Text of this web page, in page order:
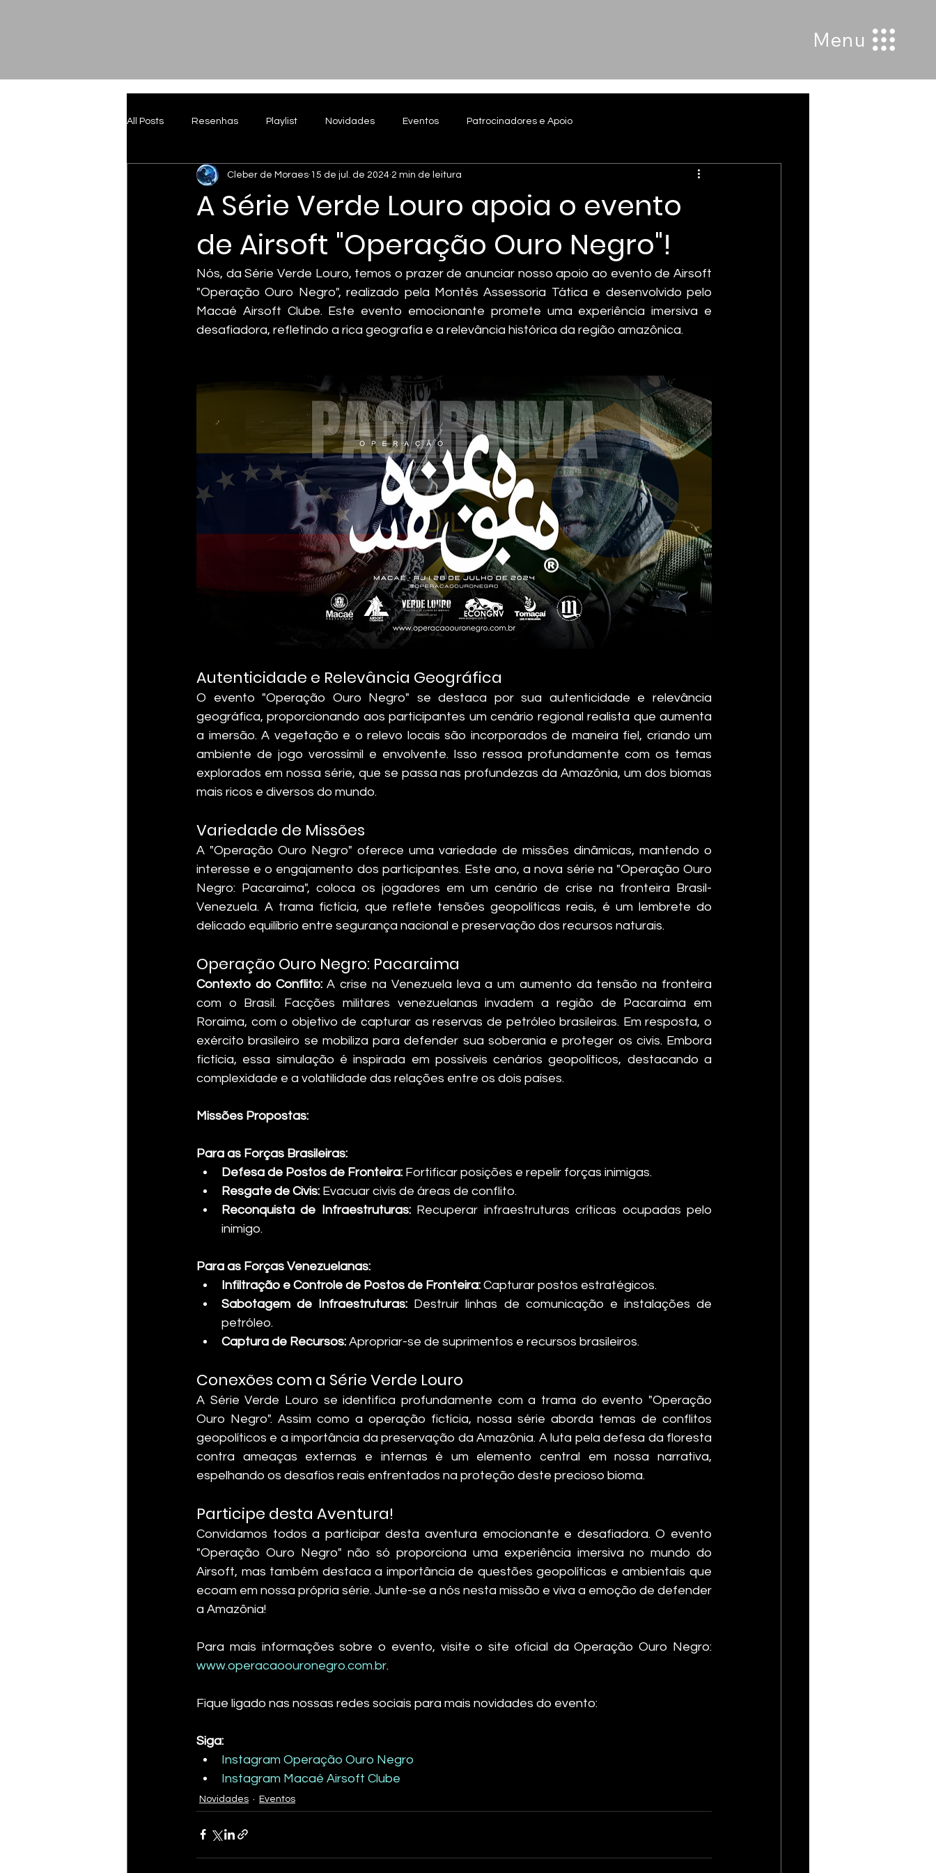
Menu
All Posts Resenhas Playlist Novidades Eventos Patrocinadores e Apoio
A Série Verde Louro apoia o evento
de Airsoft "Operação Ouro Negro"!
Cleber de Moraes 15 de jul. de 2024 2 min de leitura
Nós, da Série Verde Louro, temos o prazer de anunciar nosso apoio ao evento de Airsoft
"Operação Ouro Negro", realizado pela Montês Assessoria Tática e desenvolvido pelo
Macaé Airsoft Clube. Este evento emocionante promete uma experiência imersiva e
desafiadora, refletindo a rica geografia e a relevância histórica da região amazônica.
Autenticidade e Relevância Geográfica
O evento "Operação Ouro Negro" se destaca por sua autenticidade e relevância
geográfica, proporcionando aos participantes um cenário regional realista que aumenta
a imersão. A vegetação e o relevo locais são incorporados de maneira fiel, criando um
ambiente de jogo verossímil e envolvente. Isso ressoa profundamente com os temas
explorados em nossa série, que se passa nas profundezas da Amazônia, um dos biomas
mais ricos e diversos do mundo.
Variedade de Missões
A "Operação Ouro Negro" oferece uma variedade de missões dinâmicas, mantendo o
interesse e o engajamento dos participantes. Este ano, a nova série na "Operação Ouro
Negro: Pacaraima", coloca os jogadores em um cenário de crise na fronteira Brasil-
Venezuela. A trama fictícia, que reflete tensões geopolíticas reais, é um lembrete do
delicado equilíbrio entre segurança nacional e preservação dos recursos naturais.
Operação Ouro Negro: Pacaraima
Contexto do Conflito: A crise na Venezuela leva a um aumento da tensão na fronteira
com o Brasil. Facções militares venezuelanas invadem a região de Pacaraima em
Roraima, com o objetivo de capturar as reservas de petróleo brasileiras. Em resposta, o
exército brasileiro se mobiliza para defender sua soberania e proteger os civis. Embora
fictícia, essa simulação é inspirada em possíveis cenários geopolíticos, destacando a
complexidade e a volatilidade das relações entre os dois países.
Missões Propostas:
Para as Forças Brasileiras:
Defesa de Postos de Fronteira: Fortificar posições e repelir forças inimigas.
Resgate de Civis: Evacuar civis de áreas de conflito.
Reconquista de Infraestruturas: Recuperar infraestruturas críticas ocupadas pelo
inimigo.
Para as Forças Venezuelanas:
Infiltração e Controle de Postos de Fronteira: Capturar postos estratégicos.
Sabotagem de Infraestruturas: Destruir linhas de comunicação e instalações de
petróleo.
Captura de Recursos: Apropriar-se de suprimentos e recursos brasileiros.
Conexões com a Série Verde Louro
A Série Verde Louro se identifica profundamente com a trama do evento "Operação
Ouro Negro". Assim como a operação fictícia, nossa série aborda temas de conflitos
geopolíticos e a importância da preservação da Amazônia. A luta pela defesa da floresta
contra ameaças externas e internas é um elemento central em nossa narrativa,
espelhando os desafios reais enfrentados na proteção deste precioso bioma.
Participe desta Aventura!
Convidamos todos a participar desta aventura emocionante e desafiadora. O evento
"Operação Ouro Negro" não só proporciona uma experiência imersiva no mundo do
Airsoft, mas também destaca a importância de questões geopolíticas e ambientais que
ecoam em nossa própria série. Junte-se a nós nesta missão e viva a emoção de defender
a Amazônia!
www.operacaoouronegro.com.br.
Fique ligado nas nossas redes sociais para mais novidades do evento:
Siga:
Instagram Operação Ouro Negro
Instagram Macaé Airsoft Clube
Novidades Eventos